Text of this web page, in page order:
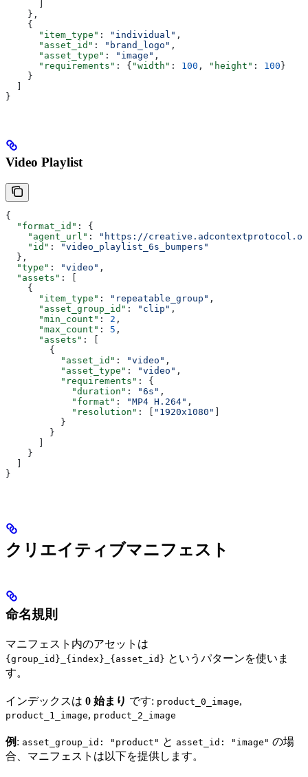
    },
    {
      "item_type"
: "individual" ,
      "asset_id"
: "brand_logo" ,
      "asset_type"
: "image" ,
      "requirements"
: { "width" : 100 , "height" : 100 }
    }
}
Video Playlist
{
  "format_id"
: {
    "agent_url"
:
"https://
    "id"
:
"video_playlist_6s_bumpers"
  },
  "type"
: "video" ,
  "assets"
: [
    {
      "item_type"
: "repeatable_group" ,
      "asset_group_id"
: "clip" ,
      "min_count"
: 2 ,
      "max_count"
: 5 ,
      "assets"
: [
        {
          "asset_id"
: "video" ,
          "asset_type"
: "video" ,
          "requirements"
: {
            "duration"
: "6s" ,
            "format"
: "MP4 H.264" ,
            "resolution"
: [ "1920x1080"
          }
        }
    }
}
クリエイティブマニフェスト
命名規則
マニフェスト内のアセットは
{group_id}_{index}_{asset_id} というパターンを使いま
す。
インデックスは 0 始まり です: product_0_image,
product_1_image, product_2_image
例 : asset_group_id: "product" と asset_id: "image" の場
合、マニフェストは以下を提供します。